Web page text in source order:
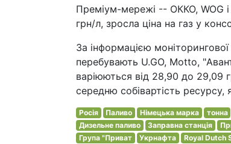
Преміум-мережі -- ОККО, WOG
грн/л, зросла ціна на газ у
За інформацією
перебувають U.GO, Motto,
варіюються від 28,90 до 29,09
середню собівартість
Росія Паливо Німецька марка тонна
Дизельне паливо
Заправна станція
Група "Приват
Укрнафта Royal Dutch